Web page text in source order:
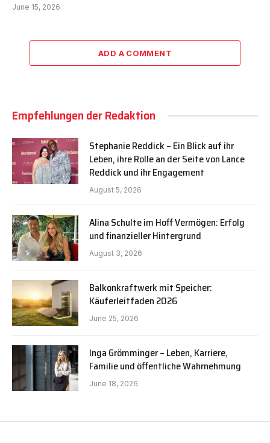
June 15, 2026
ADD A COMMENT
Empfehlungen der Redaktion
Stephanie Reddick – Ein Blick auf ihr
Leben, ihre Rolle an der Seite von Lance
Reddick und ihr Engagement
August 5, 2026
Alina Schulte im Hoff Vermögen: Erfolg
und finanzieller Hintergrund
August 3, 2026
Balkonkraftwerk mit Speicher:
Käuferleitfaden 2026
June 25, 2026
Inga Grömminger – Leben, Karriere,
Familie und öffentliche Wahrnehmung
June 18, 2026